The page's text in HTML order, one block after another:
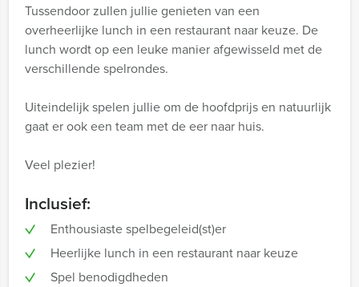
Tussendoor zullen jullie genieten van een
overheerlijke lunch in een restaurant naar keuze. De
lunch wordt op een leuke manier afgewisseld met de
verschillende spelrondes.
Uiteindelijk spelen jullie om de hoofdprijs en natuurlijk
gaat er ook een team met de eer naar huis.
Veel plezier!
Inclusief:
Enthousiaste spelbegeleid(st)er
Heerlijke lunch in een restaurant naar keuze
Spel benodigdheden